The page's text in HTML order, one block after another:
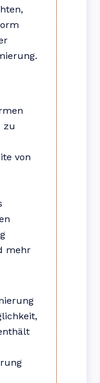
zu
von
mehr